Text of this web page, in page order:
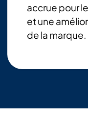
accrue pour
et une
de la marque.